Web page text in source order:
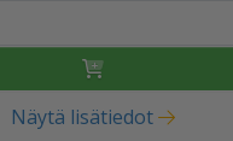
Näytä lisätiedot